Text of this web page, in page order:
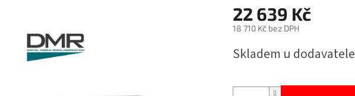
22 639 Kč
18 710 Kč bez DPH
cena:
Skladem u dodavatele